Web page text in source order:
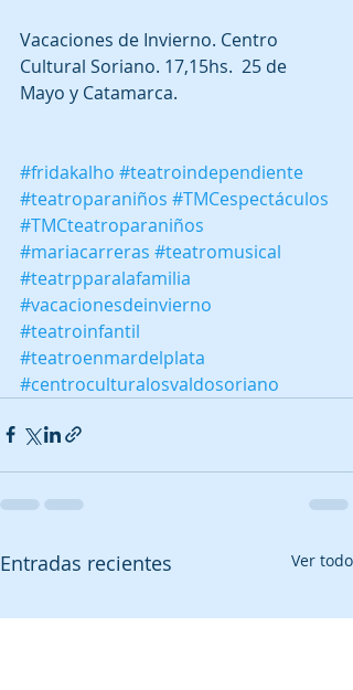
Vacaciones de Invierno. Centro
Cultural Soriano. 17,15hs.  25 de
Mayo y Catamarca.
#fridakalho #teatroindependiente
#teatroparaniños #TMCespectáculos
#TMCteatroparaniños
#mariacarreras #teatromusical
#teatrpparalafamilia
#vacacionesdeinvierno
#teatroinfantil
#teatroenmardelplata
#centroculturalosvaldosoriano
Entradas recientes Ver todo